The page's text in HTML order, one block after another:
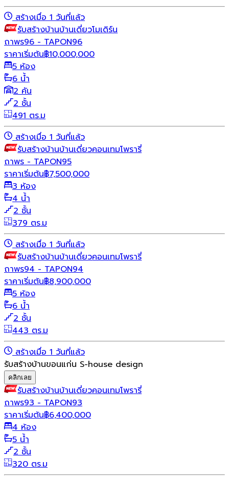
สร้างเมื่อ 1 วันที่แล้ว
รับสร้างบ้านบ้านเดี่ยวโมเดิร์น
ถาพร96 - TAPON96
ราคาเริ่มต้น฿10,000,000
5 ห้อง
6 น้ำ
2 คัน
2 ชั้น
491 ตร.ม
สร้างเมื่อ 1 วันที่แล้ว
รับสร้างบ้านบ้านเดี่ยวคอนเทมโพรารี่
ถาพร - TAPON95
ราคาเริ่มต้น฿7,500,000
3 ห้อง
4 น้ำ
2 ชั้น
379 ตร.ม
สร้างเมื่อ 1 วันที่แล้ว
รับสร้างบ้านบ้านเดี่ยวคอนเทมโพรารี่
ถาพร94 - TAPON94
ราคาเริ่มต้น฿8,900,000
5 ห้อง
6 น้ำ
2 ชั้น
443 ตร.ม
สร้างเมื่อ 1 วันที่แล้ว
รับสร้างบ้านขอนแก่น S-house design
คลิกเลย
รับสร้างบ้านบ้านเดี่ยวคอนเทมโพรารี่
ถาพร93 - TAPON93
ราคาเริ่มต้น฿6,400,000
4 ห้อง
5 น้ำ
2 ชั้น
320 ตร.ม